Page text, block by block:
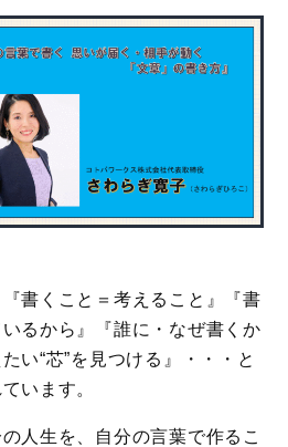
書くこと＝考えること』『書
るから』『誰に・なぜ書くか
い“芯”を見つける』・・・と
います。
人生を、自分の言葉で作るこ